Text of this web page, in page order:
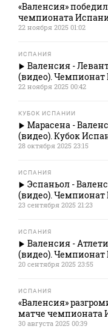
«Валенсия»
чемпионата
22 ноября 2025 01:02
ИСПАНИЯ
Валенсия -
(видео).
22 ноября 2025 00:42
КУБОК ИСПАНИИ
Марасена -
(видео). Кубок
28 октября 2025 23:15
ИСПАНИЯ
Эспаньол -
(видео).
23 сентября 2025 21:23
ИСПАНИЯ
Валенсия -
(видео).
20 сентября 2025 23:55
ИСПАНИЯ
«Валенсия»
матче чемпионата
30 августа 2025 00:39